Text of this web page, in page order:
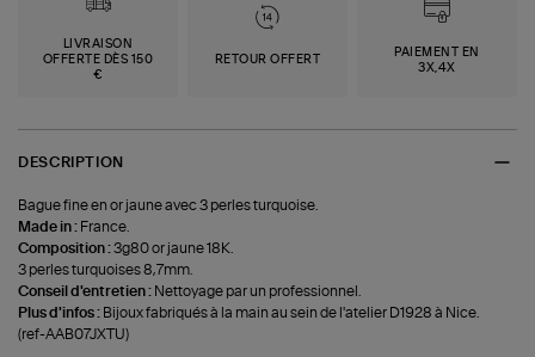
LIVRAISON
OFFERTE DÈS 150
€
RETOUR OFFERT
PAIEMENT EN
3X,4X
DESCRIPTION
Bague fine en or jaune avec 3 perles turquoise.
Made in : France.
Composition :3g80 or jaune 18K.
3 perles turquoises 8,7mm.
Conseil d'entretien : Nettoyage par un professionnel.
Plus d'infos : Bijoux fabriqués à la main au sein de l'atelier D1928 à Nice.
(ref-AAB07JXTU)